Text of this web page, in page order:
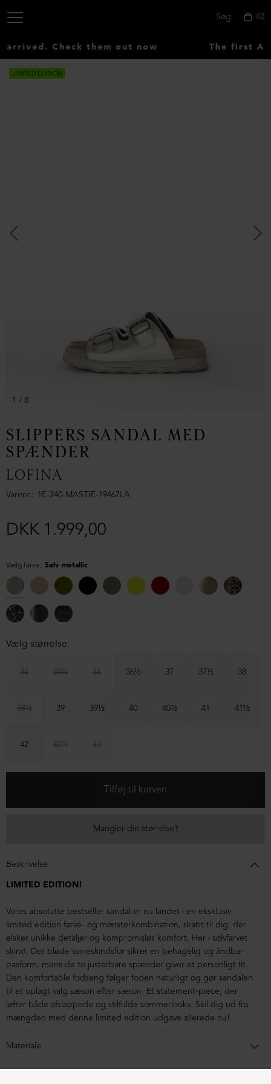
0
Søg
Check them out now The first
LIMITED EDITION
1 / 8
SLIPPERS SANDAL MED
SPÆNDER
LOFINA
Varenr. 1E-240-MASTIE-19467LA
DKK 1.999,00
Vælg farve: Sølv metallic
Vælg størrelse:
35 35½ 36 36½ 37 37½ 38
38½ 39 39½ 40 40½ 41 41½
42 42½ 43
Mangler din størrelse?
Beskrivelse
LIMITED EDITION!
Vores absolutte bestseller sandal er nu landet i en eksklusiv
limited edition farve- og mønsterkombination, skabt til dig, der
elsker unikke detaljer og kompromisløs komfort. Her i sølvfarvet
skind. Det bløde svineskindsfor sikrer en behagelig og åndbar
pasform, mens de to justerbare spænder giver et personligt fit.
Den komfortable fodseng følger foden naturligt og gør sandalen
til et oplagt valg sæson efter sæson. Et statement-piece, der
løfter både afslappede og stilfulde sommerlooks. Skil dig ud fra
mængden med denne limited edition udgave allerede nu!
Materiale